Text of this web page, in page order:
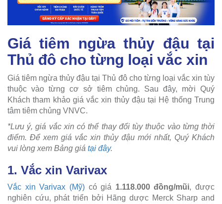
Giá tiêm ngừa thủy đậu tại
Thủ đô cho từng loại vắc xin
Giá tiêm ngừa thủy đậu tại Thủ đô cho từng loại vắc xin tùy
thuộc vào từng cơ sở tiêm chủng. Sau đây, mời Quý
Khách tham khảo giá vắc xin thủy đậu tại Hệ thống Trung
tâm tiêm chủng VNVC.
*Lưu ý, giá vắc xin có thể thay đổi tùy thuộc vào từng thời
điểm. Để xem giá vắc xin thủy đậu mới nhất, Quý Khách
vui lòng xem Bảng giá tại đây.
1. Vắc xin Varivax
Vắc xin Varivax (Mỹ)có giá 1.118.000đồng/mũi, được
nghiên cứu, phát triển bởi Hãng dược Merck Sharp and